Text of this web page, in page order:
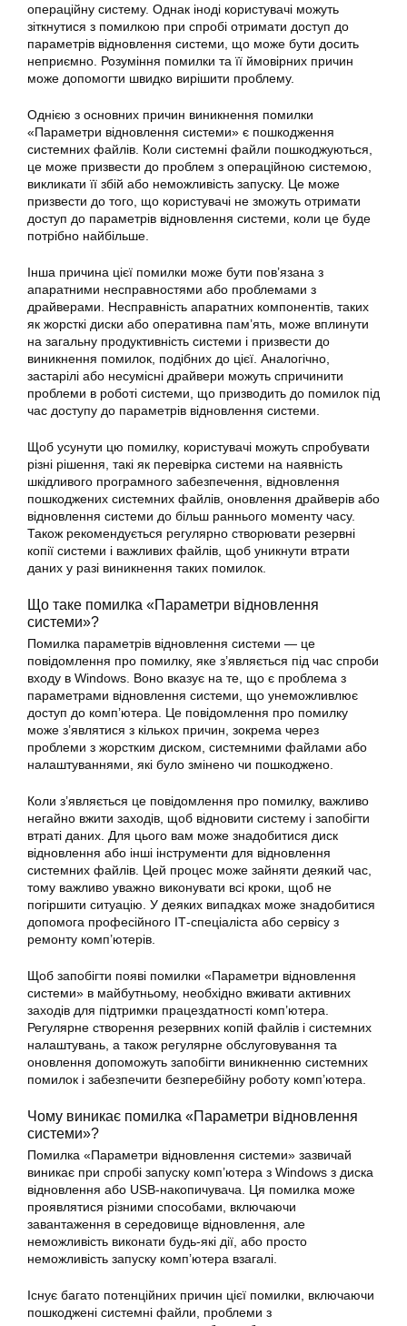
операційну систему. Однак іноді користувачі можуть
зіткнутися з помилкою при спробі отримати доступ до
параметрів відновлення системи, що може бути досить
неприємно. Розуміння помилки та її ймовірних причин
може допомогти швидко вирішити проблему.
Однією з основних причин виникнення помилки
«Параметри відновлення системи» є пошкодження
системних файлів. Коли системні файли пошкоджуються,
це може призвести до проблем з операційною системою,
викликати її збій або неможливість запуску. Це може
призвести до того, що користувачі не зможуть отримати
доступ до параметрів відновлення системи, коли це буде
потрібно найбільше.
Інша причина цієї помилки може бути пов’язана з
апаратними несправностями або проблемами з
драйверами. Несправність апаратних компонентів, таких
як жорсткі диски або оперативна пам’ять, може вплинути
на загальну продуктивність системи і призвести до
виникнення помилок, подібних до цієї. Аналогічно,
застарілі або несумісні драйвери можуть спричинити
проблеми в роботі системи, що призводить до помилок під
час доступу до параметрів відновлення системи.
Щоб усунути цю помилку, користувачі можуть спробувати
різні рішення, такі як перевірка системи на наявність
шкідливого програмного забезпечення, відновлення
пошкоджених системних файлів, оновлення драйверів або
відновлення системи до більш раннього моменту часу.
Також рекомендується регулярно створювати резервні
копії системи і важливих файлів, щоб уникнути втрати
даних у разі виникнення таких помилок.
Що таке помилка «Параметри відновлення
системи»?
Помилка параметрів відновлення системи — це
повідомлення про помилку, яке з’являється під час спроби
входу в Windows. Воно вказує на те, що є проблема з
параметрами відновлення системи, що унеможливлює
доступ до комп’ютера. Це повідомлення про помилку
може з’являтися з кількох причин, зокрема через
проблеми з жорстким диском, системними файлами або
налаштуваннями, які було змінено чи пошкоджено.
Коли з’являється це повідомлення про помилку, важливо
негайно вжити заходів, щоб відновити систему і запобігти
втраті даних. Для цього вам може знадобитися диск
відновлення або інші інструменти для відновлення
системних файлів. Цей процес може зайняти деякий час,
тому важливо уважно виконувати всі кроки, щоб не
погіршити ситуацію. У деяких випадках може знадобитися
допомога професійного ІТ-спеціаліста або сервісу з
ремонту комп’ютерів.
Щоб запобігти появі помилки «Параметри відновлення
системи» в майбутньому, необхідно вживати активних
заходів для підтримки працездатності комп’ютера.
Регулярне створення резервних копій файлів і системних
налаштувань, а також регулярне обслуговування та
оновлення допоможуть запобігти виникненню системних
помилок і забезпечити безперебійну роботу комп’ютера.
Чому виникає помилка «Параметри відновлення
системи»?
Помилка «Параметри відновлення системи» зазвичай
виникає при спробі запуску комп’ютера з Windows з диска
відновлення або USB-накопичувача. Ця помилка може
проявлятися різними способами, включаючи
завантаження в середовище відновлення, але
неможливість виконати будь-які дії, або просто
неможливість запуску комп’ютера взагалі.
Існує багато потенційних причин цієї помилки, включаючи
пошкоджені системні файли, проблеми з